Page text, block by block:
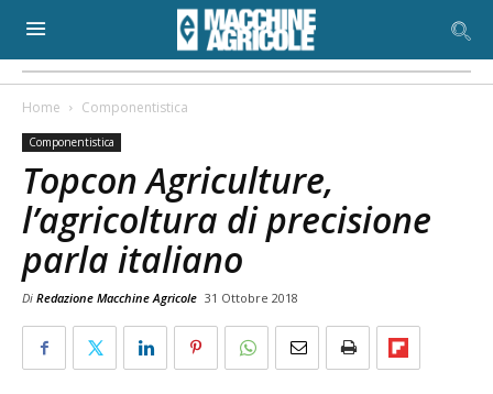
Home Componentistica
Componentistica
Topcon Agriculture,
l’agricoltura di precisione
parla italiano
Di Redazione Macchine Agricole 31 Ottobre 2018